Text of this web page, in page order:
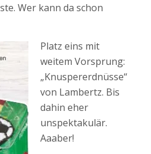
Wer kann da schon
Platz eins mit
weitem Vorsprung:
„Knuspererdnüsse“
von Lambertz. Bis
dahin eher
unspektakulär.
Aaaber!